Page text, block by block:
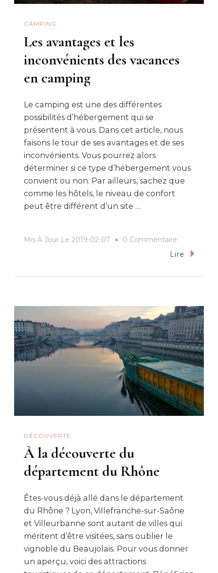
CAMPING
Les avantages et les
inconvénients des vacances
en camping
Le camping est une des différentes
possibilités d’hébergement qui se
présentent à vous. Dans cet article, nous
faisons le tour de ses avantages et de ses
inconvénients. Vous pourrez alors
déterminer si ce type d’hébergement vous
convient ou non. Par ailleurs, sachez que
comme les hôtels, le niveau de confort
peut être différent d’un site …
Mis À Jour Le 2019-02-07 0 Commentaire
Les
Des
Vacances
En
Camping
Lire
DÉCOUVERTE
À la découverte du
département du Rhône
Êtes-vous déjà allé dans le département
du Rhône ? Lyon, Villefranche-sur-Saône
et Villeurbanne sont autant de villes qui
méritent d’être visitées, sans oublier le
vignoble du Beaujolais. Pour vous donner
un aperçu, voici des attractions